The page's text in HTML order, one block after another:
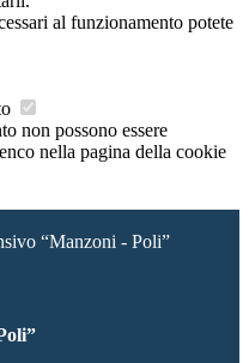
al funzionamento potete
non possono essere
nella pagina della cookie
“Manzoni - Poli”